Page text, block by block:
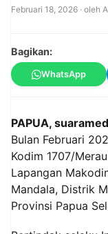
Februari 18, 2026 · oleh
Bagikan:
WhatsApp
PAPUA,
Bulan Februari
Kodim 1707/
Lapangan
Mandala, Distrik
Provinsi Papua